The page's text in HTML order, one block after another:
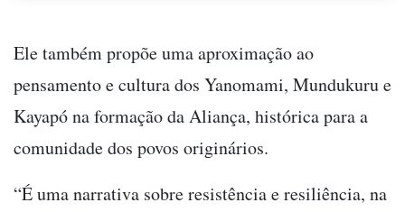
Ele também propõe uma aproximação ao
pensamento e cultura dos Yanomami, Mundukuru e
Kayapó na formação da Aliança, histórica para a
comunidade dos povos originários.
“É uma narrativa sobre resistência e resiliência, na